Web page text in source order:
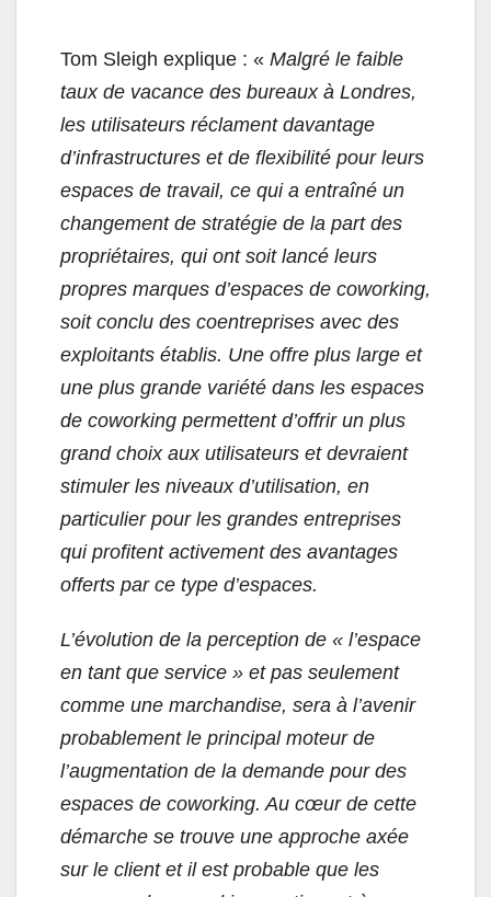
Tom Sleigh explique : « Malgré le faible
taux de vacance des bureaux à Londres,
les utilisateurs réclament davantage
d’infrastructures et de flexibilité pour leurs
espaces de travail, ce qui a entraîné un
changement de stratégie de la part des
propriétaires, qui ont soit lancé leurs
propres marques d’espaces de coworking,
soit conclu des coentreprises avec des
exploitants établis. Une offre plus large et
une plus grande variété dans les espaces
de coworking permettent d’offrir un plus
grand choix aux utilisateurs et devraient
stimuler les niveaux d’utilisation, en
particulier pour les grandes entreprises
qui profitent activement des avantages
offerts par ce type d’espaces.
L’évolution de la perception de « l’espace
en tant que service » et pas seulement
comme une marchandise, sera à l’avenir
probablement le principal moteur de
l’augmentation de la demande pour des
espaces de coworking. Au cœur de cette
démarche se trouve une approche axée
sur le client et il est probable que les